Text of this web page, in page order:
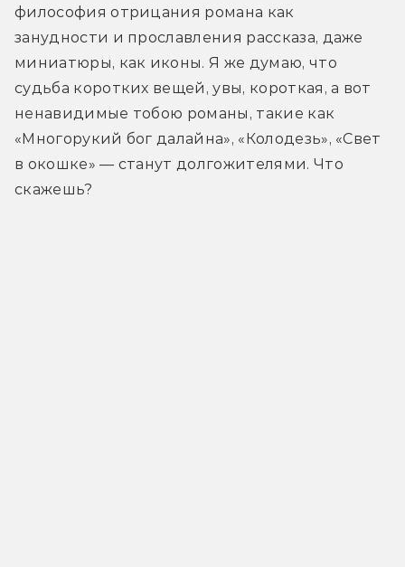
философия отрицания романа как
занудности и прославления рассказа, даже
миниатюры, как иконы. Я же думаю, что
судьба коротких вещей, увы, короткая, а вот
ненавидимые тобою романы, такие как
«Многорукий бог далайна», «Колодезь», «Свет
в окошке» — станут долгожителями. Что
скажешь?